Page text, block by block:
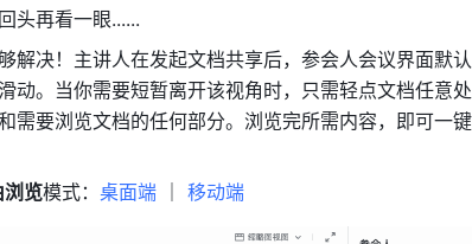
头再看一眼......
解决！主讲人在发起文档共享后，参会人会议界面默
动。当你需要短暂离开该视角时，只需轻点文档任意
需要浏览文档的任何部分。浏览完所需内容，即可一
浏览模式： 桌面端 移动端